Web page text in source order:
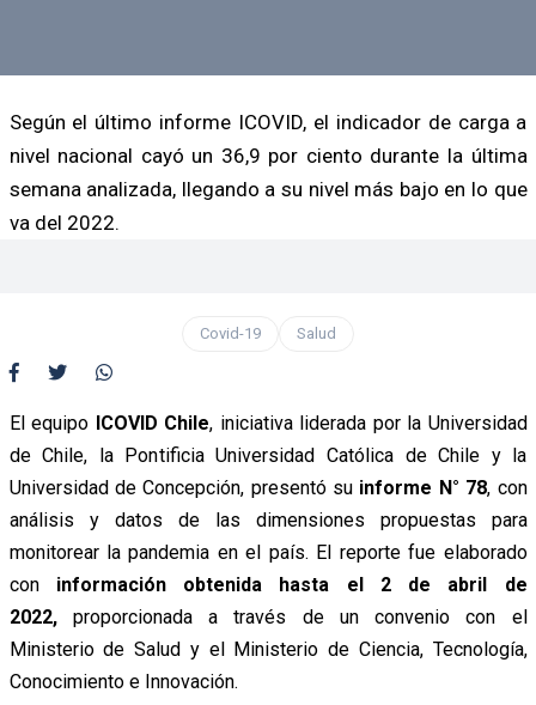
Según el último informe ICOVID, el indicador de carga a
nivel nacional cayó un 36,9 por ciento durante la última
semana analizada, llegando a su nivel más bajo en lo que
va del 2022.
Covid-19 Salud
El equipo ICOVID Chile, iniciativa liderada por la Universidad
de Chile, la Pontificia Universidad Católica de Chile y la
Universidad de Concepción, presentó su informe N° 78, con
análisis y datos de las dimensiones propuestas para
monitorear la pandemia en el país. El reporte fue elaborado
con información obtenida hasta el 2 de abril de
2022,proporcionada a través de un convenio con el
Ministerio de Salud y el Ministerio de Ciencia, Tecnología,
Conocimiento e Innovación.